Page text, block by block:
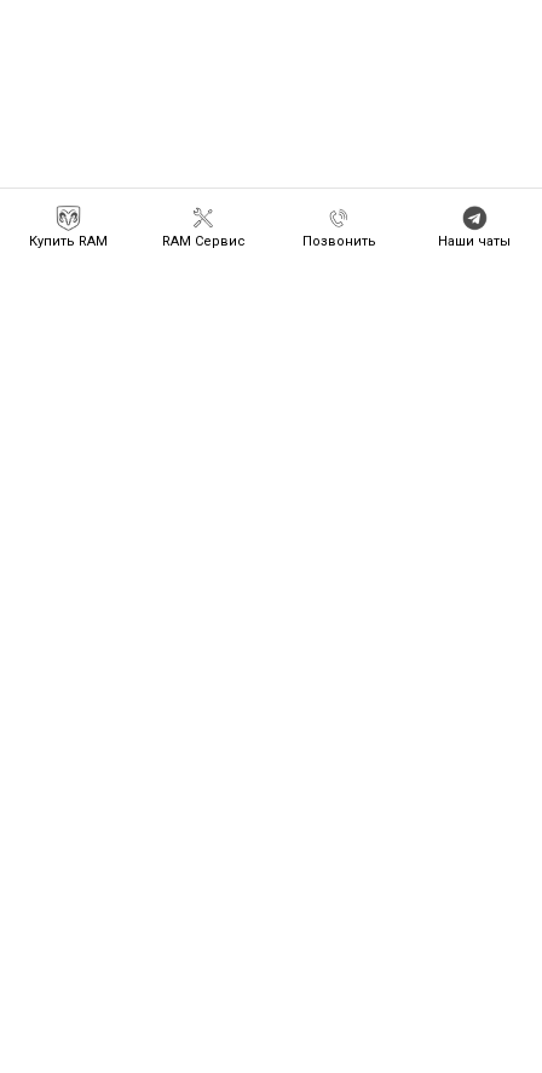
Купить RAM RAM Сервис Позвонить Наши чаты